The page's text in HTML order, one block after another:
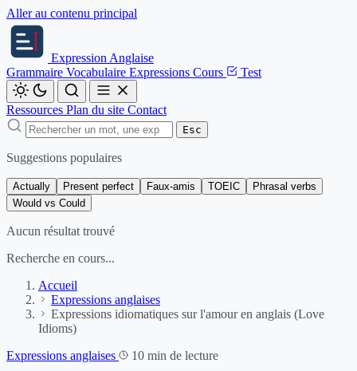
Aller au contenu principal
Expression Anglaise
Grammaire Vocabulaire Expressions Cours Test
Ressources Plan du site Contact
Esc
Suggestions populaires
Actually Present perfect Faux-amis TOEIC
Phrasal verbs
Would vs Could
Aucun résultat trouvé
Recherche en cours...
Accueil
Expressions anglaises
Expressions idiomatiques sur l'amour en anglais (Love
Idioms)
Expressions anglaises
10 min de lecture